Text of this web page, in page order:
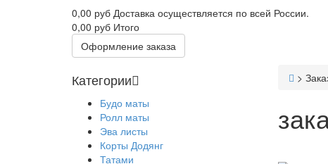
0,00 руб Доставка осуществляется по всей России.
0,00 руб Итого
Оформление заказа
Категории
Будо маты
Ролл маты
Эва листы
Корты Додянг
Татами
>